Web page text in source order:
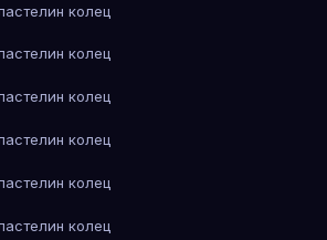
колец
колец
колец
колец
колец
колец